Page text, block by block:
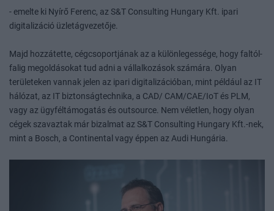
- emelte ki Nyírő Ferenc, az S&T Consulting Hungary Kft. ipari
digitalizáció üzletágvezetője.
Majd hozzátette, cégcsoportjának az a különlegessége, hogy faltól-
falig megoldásokat tud adni a vállalkozások számára. Olyan
területeken vannak jelen az ipari digitalizációban, mint például az IT
hálózat, az IT biztonságtechnika, a CAD/ CAM/CAE/IoT és PLM,
vagy az ügyféltámogatás és outsource. Nem véletlen, hogy olyan
cégek szavaztak már bizalmat az S&T Consulting Hungary Kft.-nek,
mint a Bosch, a Continental vagy éppen az Audi Hungária.